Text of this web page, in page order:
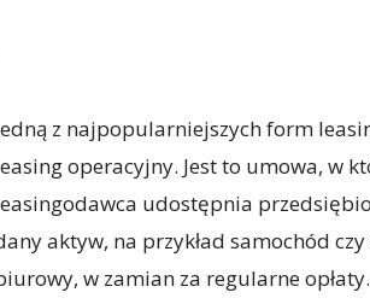
z najpopularniejszych form
operacyjny. Jest to umowa, w
udostępnia
aktyw, na przykład samochód
w zamian za regularne